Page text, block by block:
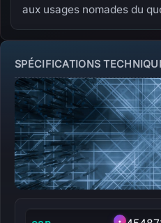
aux usages nomades du
SPÉCIFICATIONS
•